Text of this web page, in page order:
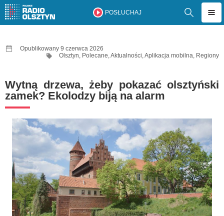
POSŁUCHAJ
Opublikowany 9 czerwca 2026
Olsztyn, Polecane,Aktualności,Aplikacja mobilna, Regiony
Wytną drzewa, żeby pokazać olsztyński
zamek? Ekolodzy biją na alarm